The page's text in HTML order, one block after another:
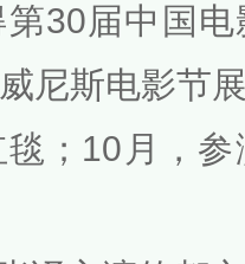
30届中国
尼斯电影节
；10月，